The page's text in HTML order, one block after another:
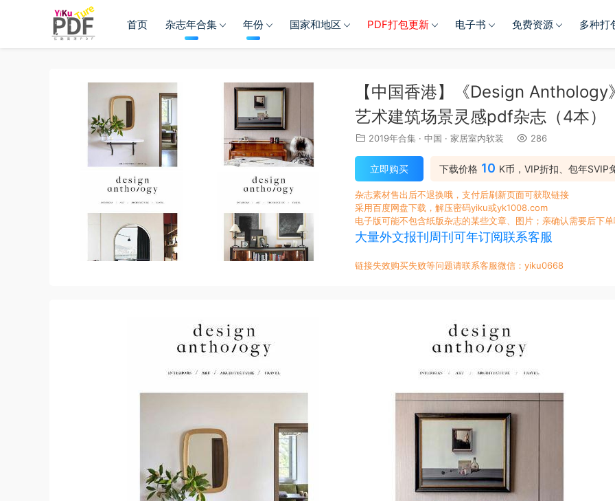
首页 杂志年合集 年份 国家和地区 PDF打包更新 电子书 免费资源 多种打
【中国香港】《Design
艺术建筑场景灵感pdf杂志（4本）
2019年合集 · 中国 · 家居室内软装 286
下载价格 10 K币，VIP折扣、包年SVIP
立即购买
杂志素材售出后不退换哦，支付后刷新页面可获取链接
采用百度网盘下载，解压密码yiku或yk1008.com
电子版可能不包含纸版杂志的某些文章、图片；亲确认需要后下
大量外文报刊周刊可年订阅联系客服
链接失效购买失败等问题请联系客服微信：yiku0668